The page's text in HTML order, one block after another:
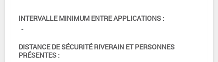
INTERVALLE MINIMUM ENTRE APPLICATIONS :
-
DISTANCE DE SÉCURITÉ RIVERAIN ET PERSONNES
PRÉSENTES :